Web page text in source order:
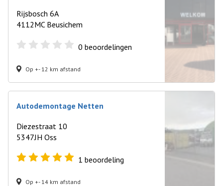
Rijsbosch 6A
4112MC Beusichem
0 beoordelingen
Op +- 12 km afstand
Autodemontage Netten
Diezestraat 10
5347JH Oss
1 beoordeling
Op +- 14 km afstand